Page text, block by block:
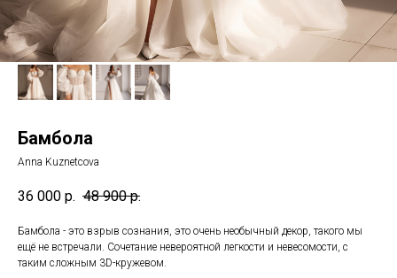
Бамбола
Anna Kuznetcova
36 000 р. 48 900 р.
Бамбола - это взрыв сознания, это очень необычный декор, такого мы
ещё не встречали. Сочетание невероятной легкости и невесомости, с
таким сложным 3D-кружевом.